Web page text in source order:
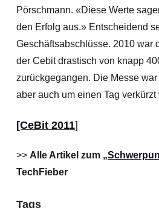
Pörschmann. «Diese Werte
den Erfolg aus.» Entscheidend
Geschäftsabschlüsse. 2010 war
der Cebit drastisch von knapp
zurückgegangen. Die Messe
aber auch um einen Tag
[CeBit 2011]
>> Alle Artikel zum
TechFieber
Tags